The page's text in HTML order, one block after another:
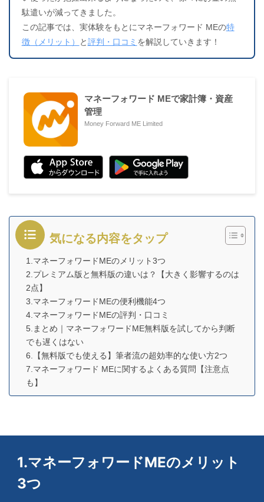
駄遣いが減ってきました。
この記事では、実体験をもとにマネーフォワード MEの特
徴（メリット）
と評判・口コミ を解説していきます！
マネーフォワード MEで家計簿・資産
管理
Money Forward ME Limited
気になる内容をタップ
1.マネーフォワードMEのメリット3つ
2.プレミアム版と無料版の違いは？【大きく影響するのは
2点】
3.マネーフォワードMEの便利機能4つ
4.マネーフォワードMEの評判・口コミ
5.まとめ｜マネーフォワードME無料版を試してから判断
でも遅くはない
6.【無料版でも使える】筆者流の超効率的な使い方2つ
7.マネーフォワード MEに関するよくある質問【注意点
も】
1.マネーフォワードMEのメリット
3つ